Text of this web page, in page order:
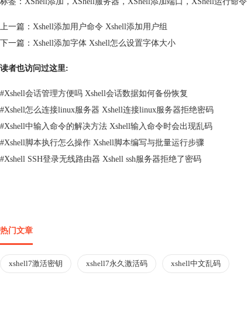
上一篇： Xshell添加用户命令 Xshell添加用户组
下一篇： Xshell添加字体 Xshell怎么设置字体大小
读者也访问过这里:
#Xshell会话管理方便吗 Xshell会话数据如何备份恢复
#Xshell怎么连接linux服务器 Xshell连接linux服务器拒绝密码
#Xshell中输入命令的解决方法 Xshell输入命令时会出现乱码
#Xshell脚本执行怎么操作 Xshell脚本编写与批量运行步骤
#Xshell SSH登录无线路由器 Xshell ssh服务器拒绝了密码
热门文章
xshell7激活密钥 xshell7永久激活码 xshell中文乱码